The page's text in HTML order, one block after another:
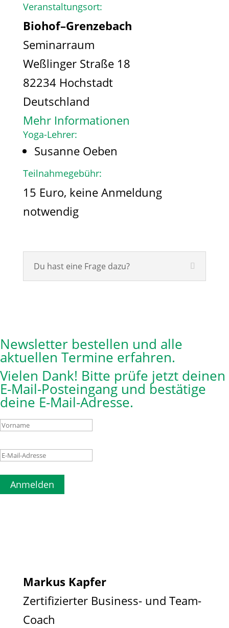
Veranstaltungsort:
Biohof–Grenzebach
Seminarraum
Weßlinger Straße 18
82234 Hochstadt
Deutschland
Mehr Informationen
Yoga-Lehrer:
Susanne Oeben
Teilnahmegebühr:
15 Euro, keine Anmeldung
notwendig
Du hast eine Frage dazu?
Newsletter bestellen und alle
aktuellen Termine erfahren.
Vielen Dank! Bitte prüfe jetzt deinen
E-Mail-Posteingang und bestätige
deine E-Mail-Adresse.
Anmelden
Markus Kapfer
Zertifizierter Business- und Team-
Coach